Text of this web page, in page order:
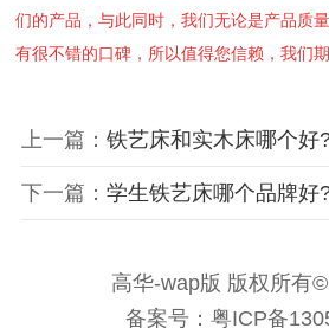
们的产品，与此同时，我们无论是产品质
有很不错的口碑，所以值得您信赖，我们
上一篇： 铁艺床和实木床哪个好?铁艺
下一篇： 学生铁艺床哪个品牌好?学
高华-wap版 版权所有
备案号：粤ICP备